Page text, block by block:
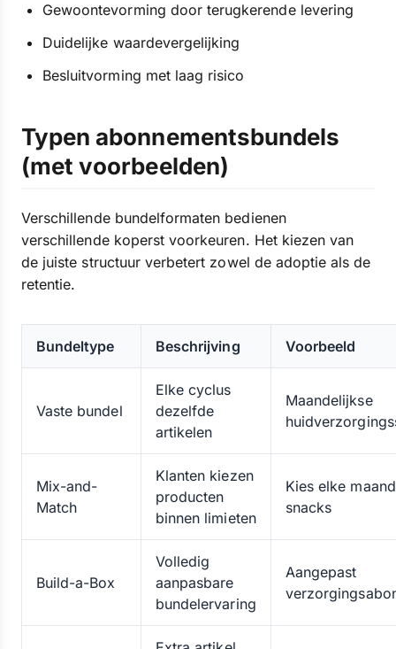
Gewoontevorming door terugkerende levering
Duidelijke waardevergelijking
Besluitvorming met laag risico
Typen abonnementsbundels
(met voorbeelden)
Verschillende bundelformaten bedienen
verschillende koperst voorkeuren. Het kiezen van
de juiste structuur verbetert zowel de adoptie als de
retentie.
Bundeltype Beschrijving Voorbeeld
Vaste bundel
Elke cyclus
dezelfde
artikelen
Maandelijkse
Mix-and-
Match
Klanten kiezen
producten
binnen limieten
Kies elke
snacks
Build-a-Box
Volledig
aanpasbare
bundelervaring
Aangepast